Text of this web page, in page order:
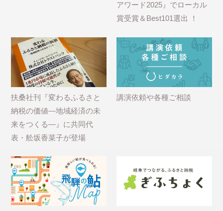
アワード2025』でローカル
賞受賞＆Best101選出 ！
扶桑社刊『変わるふるさと
納税の価値―地域経済の未
来をつくる―』に共同代
表・舩坂香菜子が登場
講演依頼や各種ご相談